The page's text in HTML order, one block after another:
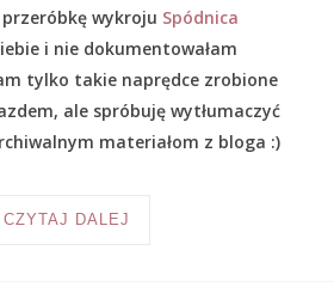
wykroju Spódnica
i nie dokumentowałam
tylko takie naprędce zrobione
ale spróbuję wytłumaczyć
materiałom z bloga :)
CZYTAJ DALEJ